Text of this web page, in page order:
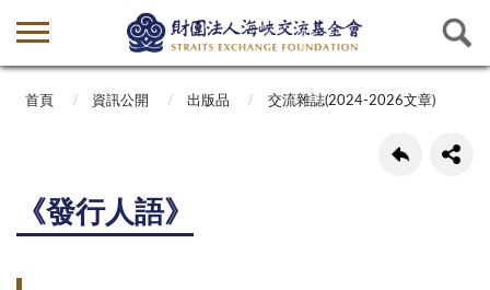
首頁 資訊公開 出版品 交流雜誌(2024-2026文章)
《發行人語》